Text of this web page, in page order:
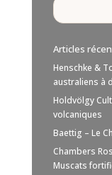
Articles
Henschke &
australiens à
Holdvölgy
volcaniques
Baettig – Le
Chambers
Muscats